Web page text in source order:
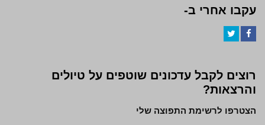
עקבו אחרי ב-
רוצים לקבל עדכונים שוטפים על טיולים
והרצאות?
הצטרפו לרשימת התפוצה שלי